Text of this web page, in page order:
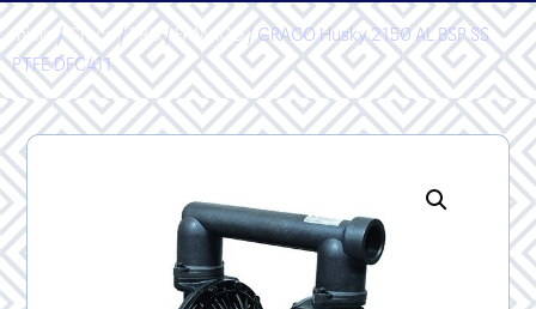
Inicio/Graco/PRO/FAMAOD/ GRACO Husky 2150 AL BSP SS
PTFE DFC411